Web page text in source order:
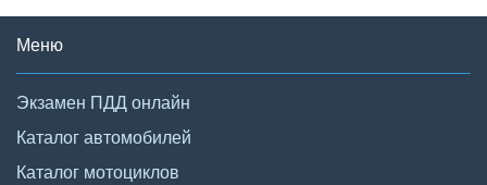
Меню
Экзамен ПДД онлайн
Каталог автомобилей
Каталог мотоциклов